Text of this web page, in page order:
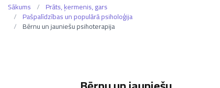
Sākums / Prāts, ķermenis, gars
/ Pašpalīdzības un populārā psiholoģija
/ Bērnu un jauniešu psihoterapija